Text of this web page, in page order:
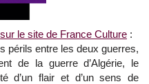
sur le site de France Culture :
périls entre les deux guerres,
de la guerre d’Algérie, le
d’un flair et d’un sens de